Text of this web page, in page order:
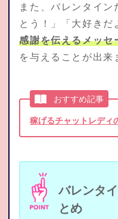
また、バレンタイ
とう！」「大好き
感謝を伝えるメッセ
を与えることが出来
おすすめ記事
稼げるチャットレディ
バレンタ
とめ